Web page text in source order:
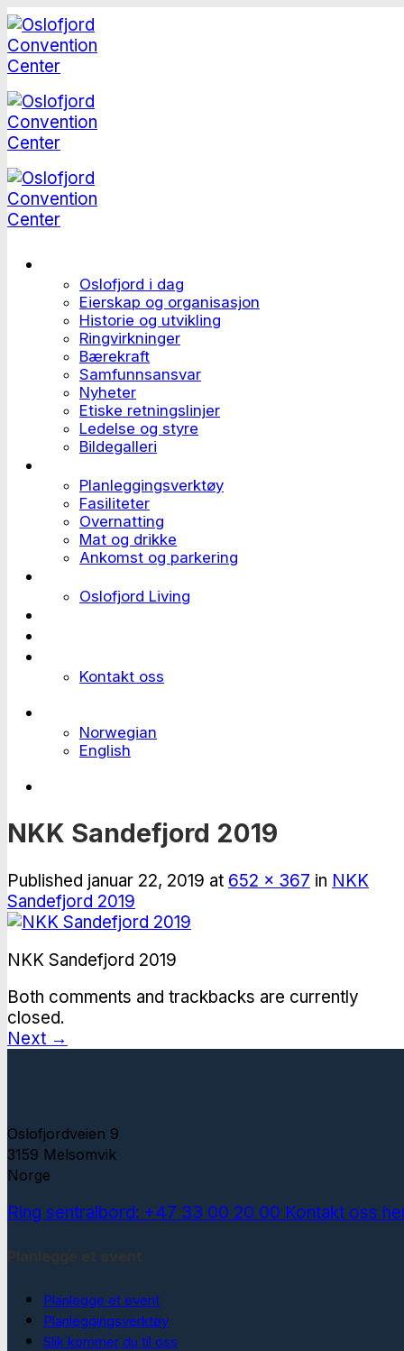
Skip
to
content
Oslofjord i dag
Eierskap og organisasjon
Historie og utvikling
Ringvirkninger
Bærekraft
Samfunnsansvar
Nyheter
Etiske retningslinjer
Ledelse og styre
Bildegalleri
Planleggingsverktøy
Fasiliteter
Overnatting
Mat og drikke
Ankomst og parkering
Oslofjord Living
Kontakt oss
Norwegian
English
NKK Sandefjord 2019
Published januar 22, 2019 at 652 × 367 in NKK
Sandefjord 2019
NKK Sandefjord 2019
Both comments and trackbacks are currently
closed.
Next →
Oslofjordveien 9
3159 Melsomvik
Norge
Ring sentralbord: +47 33 00 20 00 Kontakt oss
Planlegge et event
Planleggingsverktøy
Slik kommer du til oss